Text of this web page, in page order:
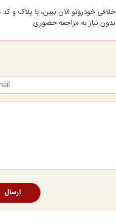
خلافی خودروتو الان ببین، با پلاک و کد
بدون نیاز به مراجعه حضوری
ارسال